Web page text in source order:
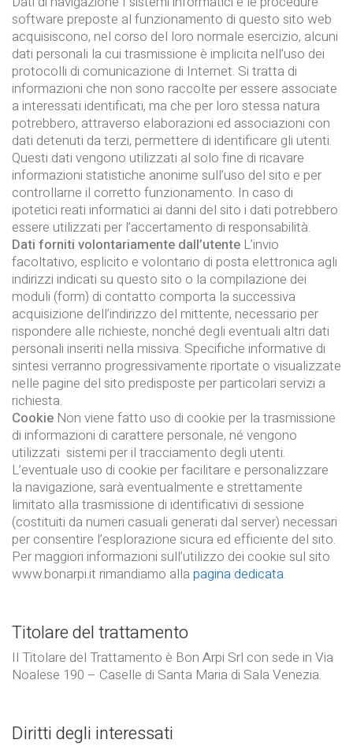
software preposte al funzionamento di questo sito web
acquisiscono, nel corso del loro normale esercizio, alcuni
dati personali la cui trasmissione è implicita nell’uso dei
protocolli di comunicazione di Internet. Si tratta di
informazioni che non sono raccolte per essere associate
a interessati identificati, ma che per loro stessa natura
potrebbero, attraverso elaborazioni ed associazioni con
dati detenuti da terzi, permettere di identificare gli utenti.
Questi dati vengono utilizzati al solo fine di ricavare
informazioni statistiche anonime sull’uso del sito e per
controllarne il corretto funzionamento. In caso di
ipotetici reati informatici ai danni del sito i dati potrebbero
essere utilizzati per l’accertamento di responsabilità.
Dati forniti volontariamente dall’utente L’invio
facoltativo, esplicito e volontario di posta elettronica agli
indirizzi indicati su questo sito o la compilazione dei
moduli (form) di contatto comporta la successiva
acquisizione dell’indirizzo del mittente, necessario per
rispondere alle richieste, nonché degli eventuali altri dati
personali inseriti nella missiva. Specifiche informative di
sintesi verranno progressivamente riportate o visualizzate
nelle pagine del sito predisposte per particolari servizi a
richiesta.
Cookie Non viene fatto uso di cookie per la trasmissione
di informazioni di carattere personale, né vengono
utilizzati sistemi per il tracciamento degli utenti.
L’eventuale uso di cookie per facilitare e personalizzare
la navigazione, sarà eventualmente e strettamente
limitato alla trasmissione di identificativi di sessione
(costituiti da numeri casuali generati dal server) necessari
per consentire l’esplorazione sicura ed efficiente del sito.
Per maggiori informazioni sull’utilizzo dei cookie sul sito
www.bonarpi.it rimandiamo alla pagina dedicata.
Titolare del trattamento
Il Titolare del Trattamento è Bon Arpi Srl con sede in Via
Noalese 190 – Caselle di Santa Maria di Sala Venezia.
Diritti degli interessati